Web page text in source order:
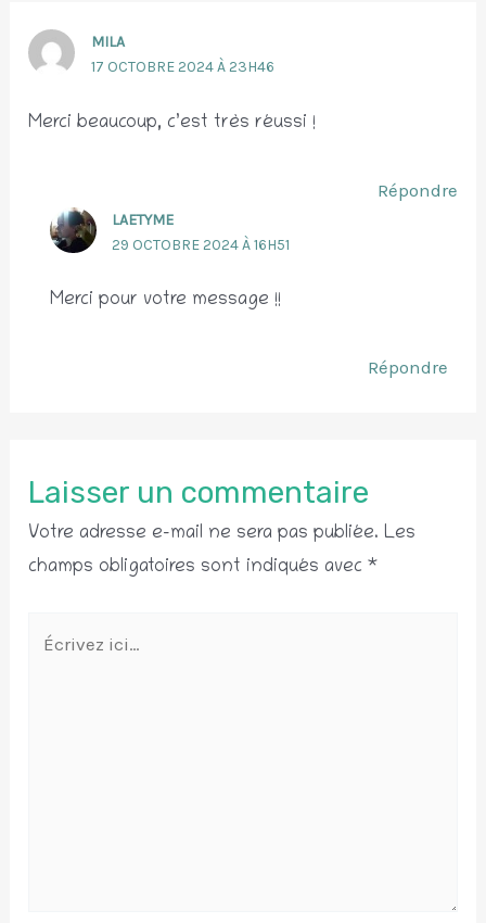
MILA
17 OCTOBRE 2024 À 23H46
Merci beaucoup, c’est très réussi !
Répondre
LAETYME
29 OCTOBRE 2024 À 16H51
Merci pour votre message !!
Répondre
Laisser un commentaire
Votre adresse e-mail ne sera pas publiée. Les
champs obligatoires sont indiqués avec*